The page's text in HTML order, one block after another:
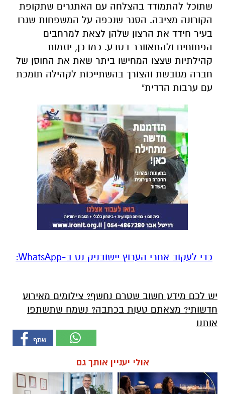
שתוכל להתמודד בהצלחה עם האתגרים שתקופת
הקורונה מציבה. הסגר שנכפה על המשפחות שגרו
בעיר חידד את הרצון שלהן לצאת למרחבים
הפתוחים ולהתאוורר בטבע. כמו כן, יוזמות
קהילתיות שצצו המחישו ביתר שאת את החוסן של
חברה מגובשת והצורך בהשתייכות לקהילה תומכת
עם ערבות הדדית"
‏כדי לעקוב אחרי הערוץ יישובניק נט ב-WhatsApp:‏‏‏
יש לכם מידע חשוב שטרם נחשף? צילומים מאירוע
חדשותי? מצאתם טעות בכתבה? נשמח שתשתפו
אותנו
אולי יעניין אותך גם